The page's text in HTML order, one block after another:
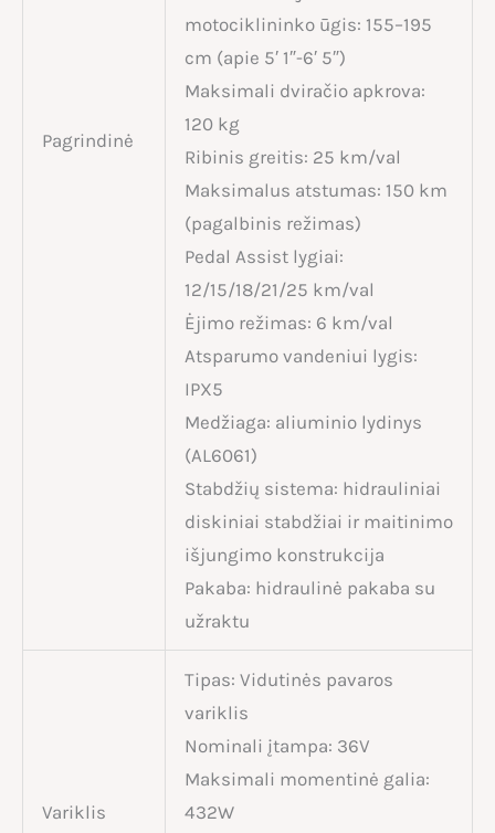
Pagrindinė
motociklininko ūgis: 155–195
cm (apie 5′ 1″-6′ 5″)
Maksimali dviračio apkrova:
120 kg
Ribinis greitis: 25 km/val
Maksimalus atstumas: 150 km
(pagalbinis režimas)
Pedal Assist lygiai:
12/15/18/21/25 km/val
Ėjimo režimas: 6 km/val
Atsparumo vandeniui lygis:
IPX5
Medžiaga: aliuminio lydinys
(AL6061)
Stabdžių sistema: hidrauliniai
diskiniai stabdžiai ir maitinimo
išjungimo konstrukcija
Pakaba: hidraulinė pakaba su
užraktu
Variklis
Tipas: Vidutinės pavaros
variklis
Nominali įtampa: 36V
Maksimali momentinė galia:
432W